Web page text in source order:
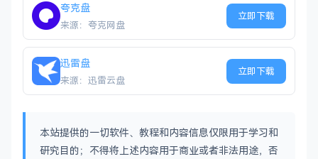
夸克盘
来源：夸克网盘
立即下载
迅雷盘
来源：迅雷云盘
立即下载
本站提供的一切软件、教程和内容信息仅限用于学习和
研究目的；不得将上述内容用于商业或者非法用途，否